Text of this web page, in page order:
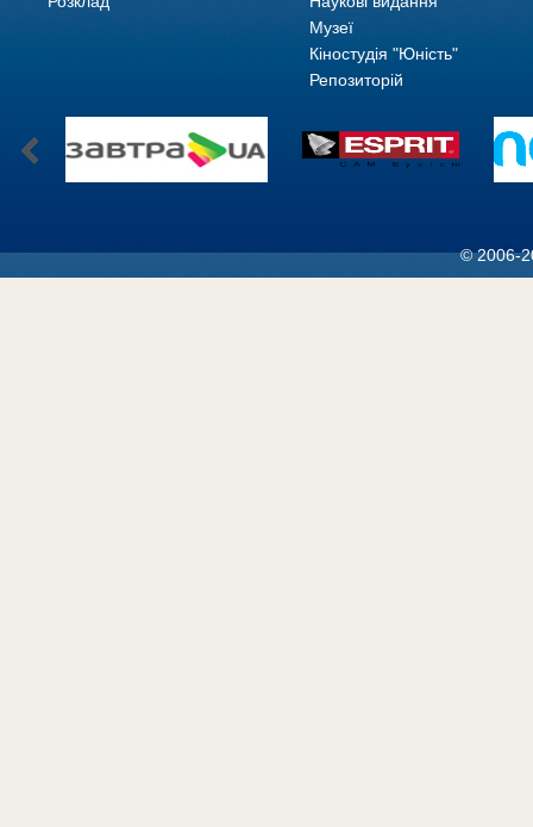
Музеї
Кіностудія "Юність"
Репозиторій
© 2006-